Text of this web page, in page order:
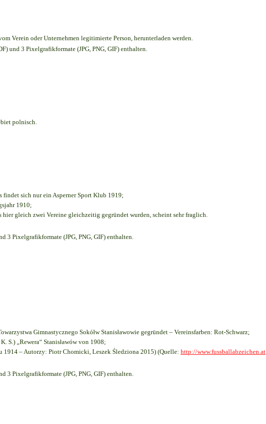
Verein oder Unternehmen legitimierte Person, herunterladen werden.
und 3 Pixelgrafikformate (JPG, PNG, GIF) enthalten.
polnisch.
findet sich nur ein Asperner Sport Klub 1919;
1910;
gleich zwei Vereine gleichzeitig gegründet wurden, scheint sehr fraglich.
3 Pixelgrafikformate (JPG, PNG, GIF) enthalten.
Gimnastycznego Sokółw Stanisławowie gegründet – Vereinsfarben: Rot-Schwarz;
S.) „Rewera“ Stanisławów von 1908;
– Autorzy: Piotr Chomicki, Leszek Śledziona 2015) (Quelle: http://www.fussballabzeichen.at
3 Pixelgrafikformate (JPG, PNG, GIF) enthalten.